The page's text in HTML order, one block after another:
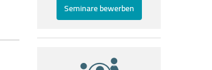
Seminare bewerben